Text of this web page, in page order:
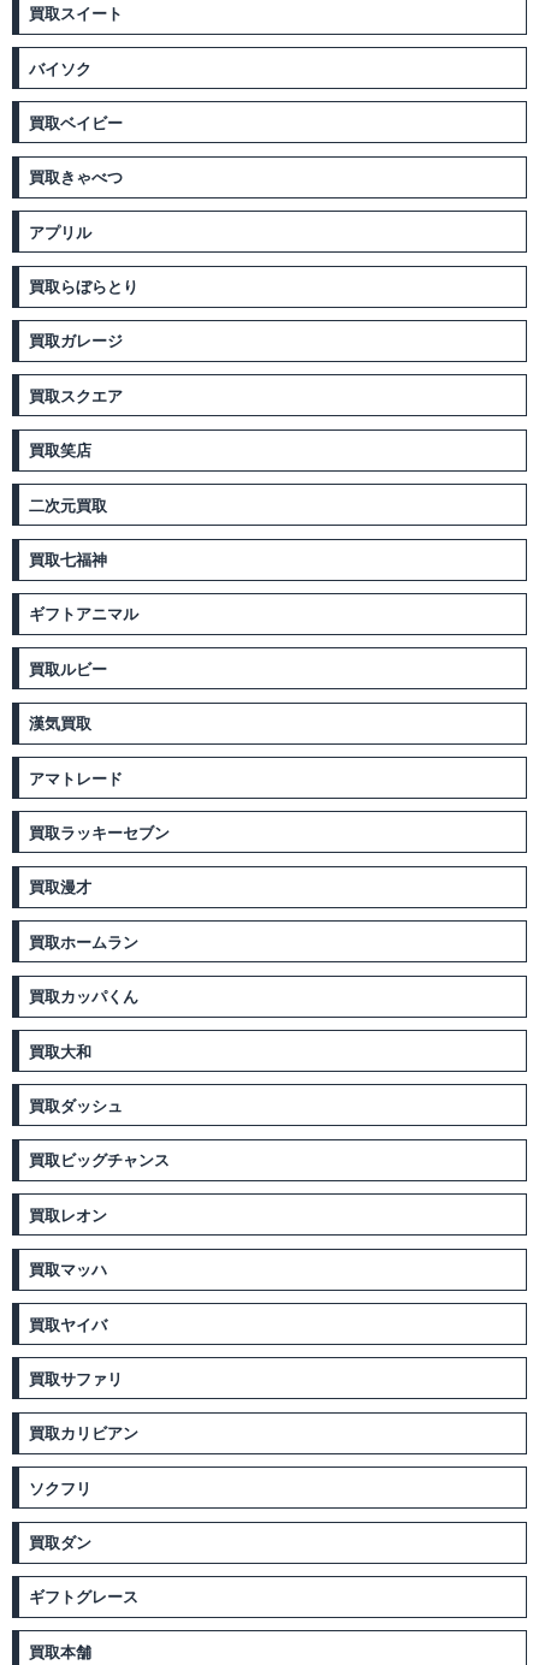
買取スイート
バイソク
買取ベイビー
買取きゃべつ
アプリル
買取らぼらとり
買取ガレージ
買取スクエア
買取笑店
二次元買取
買取七福神
ギフトアニマル
買取ルビー
漢気買取
アマトレード
買取ラッキーセブン
買取漫才
買取ホームラン
買取カッパくん
買取大和
買取ダッシュ
買取ビッグチャンス
買取レオン
買取マッハ
買取ヤイバ
買取サファリ
買取カリビアン
ソクフリ
買取ダン
ギフトグレース
買取本舗